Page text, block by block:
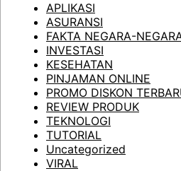
APLIKASI
ASURANSI
FAKTA NEGARA-
INVESTASI
KESEHATAN
PINJAMAN ONLINE
PROMO DISKON
REVIEW PRODUK
TEKNOLOGI
TUTORIAL
Uncategorized
VIRAL